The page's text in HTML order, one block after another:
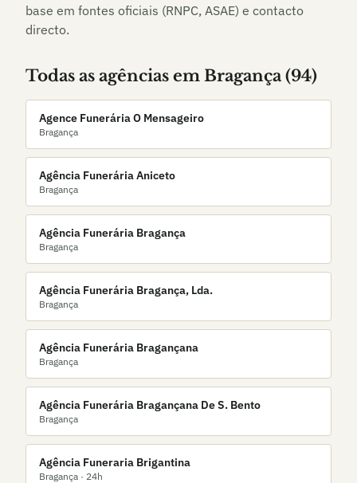
base em fontes oficiais (RNPC, ASAE) e contacto
directo.
Todas as agências em Bragança (94)
Agence Funerária O Mensageiro
Bragança
Agência Funerária Aniceto
Bragança
Agência Funerária Bragança
Bragança
Agência Funerária Bragança, Lda.
Bragança
Agência Funerária Bragançana
Bragança
Agência Funerária Bragançana De S. Bento
Bragança
Agência Funeraria Brigantina
Bragança · 24h